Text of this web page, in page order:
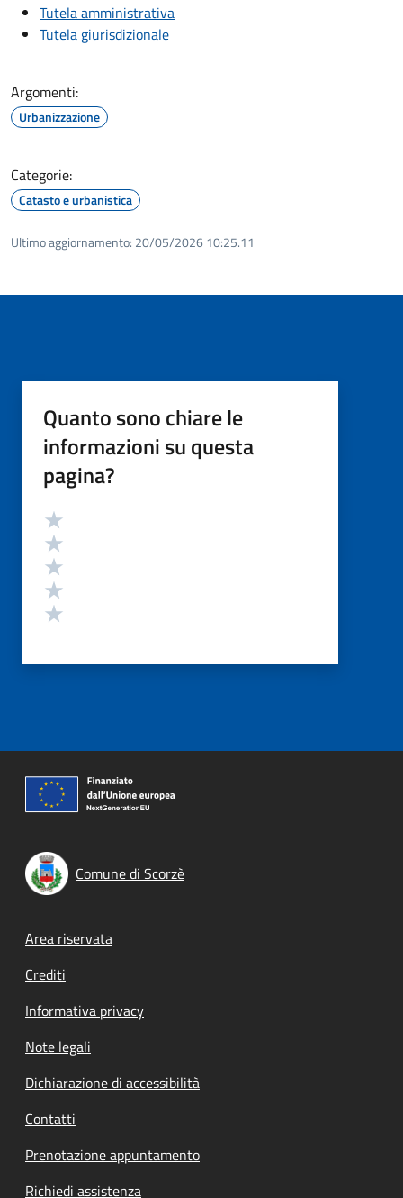
Tutela amministrativa
Tutela giurisdizionale
Argomenti:
Urbanizzazione
Categorie:
Catasto e urbanistica
Ultimo aggiornamento: 20/05/2026 10:25.11
Quanto sono chiare le
informazioni su questa
pagina?
Valutazione
Comune di Scorzè
Footer menu
Area riservata
Crediti
Informativa privacy
Note legali
Dichiarazione di accessibilità
Contatti
Prenotazione appuntamento
Richiedi assistenza